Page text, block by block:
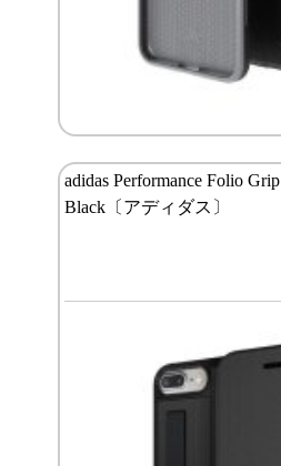
adidas Performance Folio
Black〔アディダス〕